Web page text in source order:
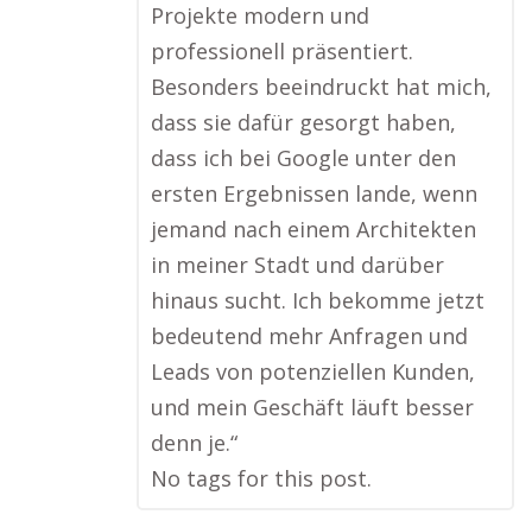
Projekte modern und
professionell präsentiert.
Besonders beeindruckt hat mich,
dass sie dafür gesorgt haben,
dass ich bei Google unter den
ersten Ergebnissen lande, wenn
jemand nach einem Architekten
in meiner Stadt und darüber
hinaus sucht. Ich bekomme jetzt
bedeutend mehr Anfragen und
Leads von potenziellen Kunden,
und mein Geschäft läuft besser
denn je.“
No tags for this post.